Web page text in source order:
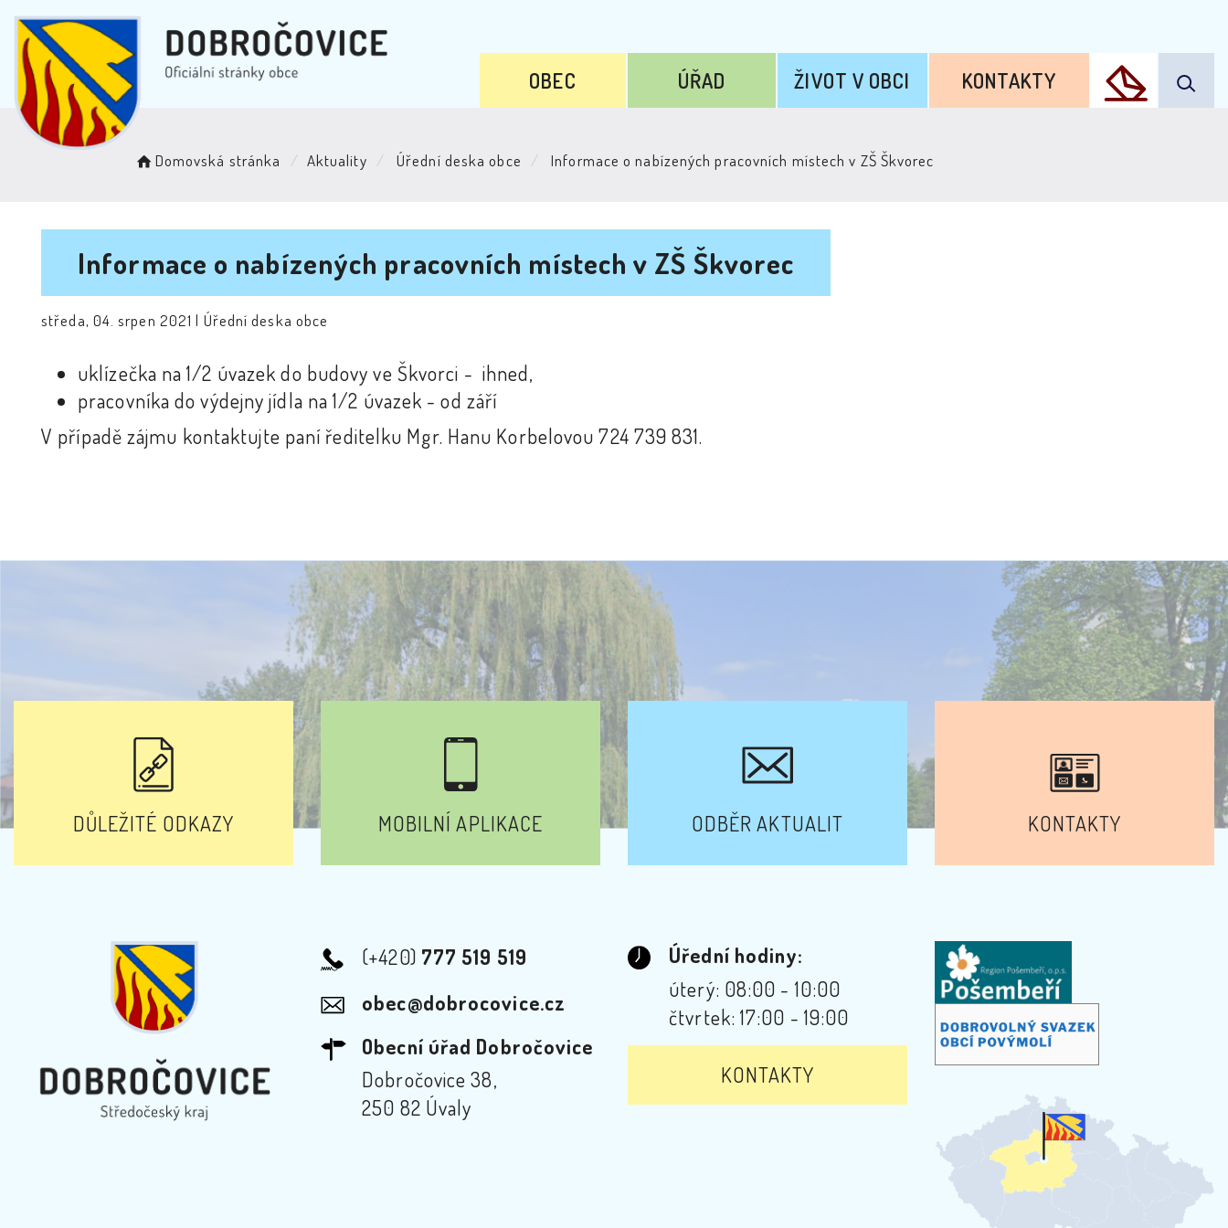
OBEC ÚŘAD ŽIVOT V OBCI KONTAKTY
Domovská stránka Aktuality Úřední deska obce Informace o nabízených pracovních místech v ZŠ Škvorec
Informace o nabízených pracovních místech v ZŠ Škvorec
středa, 04. srpen 2021 | Úřední deska obce
uklízečka na 1/2 úvazek do budovy ve Škvorci - ihned,
pracovníka do výdejny jídla na 1/2 úvazek - od září
V případě zájmu kontaktujte paní ředitelku Mgr. Hanu Korbelovou 724 739 831.
DŮLEŽITÉ ODKAZY MOBILNÍ APLIKACE ODBĚR AKTUALIT KONTAKTY
(+420) 777 519 519
obec@dobrocovice.cz
Obecní úřad Dobročovice
Dobročovice 38,
250 82 Úvaly
Úřední hodiny:
úterý: 08:00 - 10:00
čtvrtek: 17:00 - 19:00
KONTAKTY